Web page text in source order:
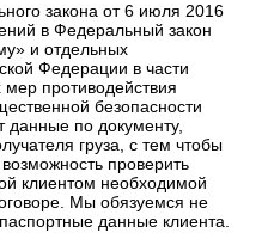
закона от 6 июля 2016
в Федеральный закон
и отдельных
Федерации в части
противодействия
безопасности
данные по документу,
груза, с тем чтобы
проверить
клиентом необходимой
Мы обязуемся не
данные клиента.